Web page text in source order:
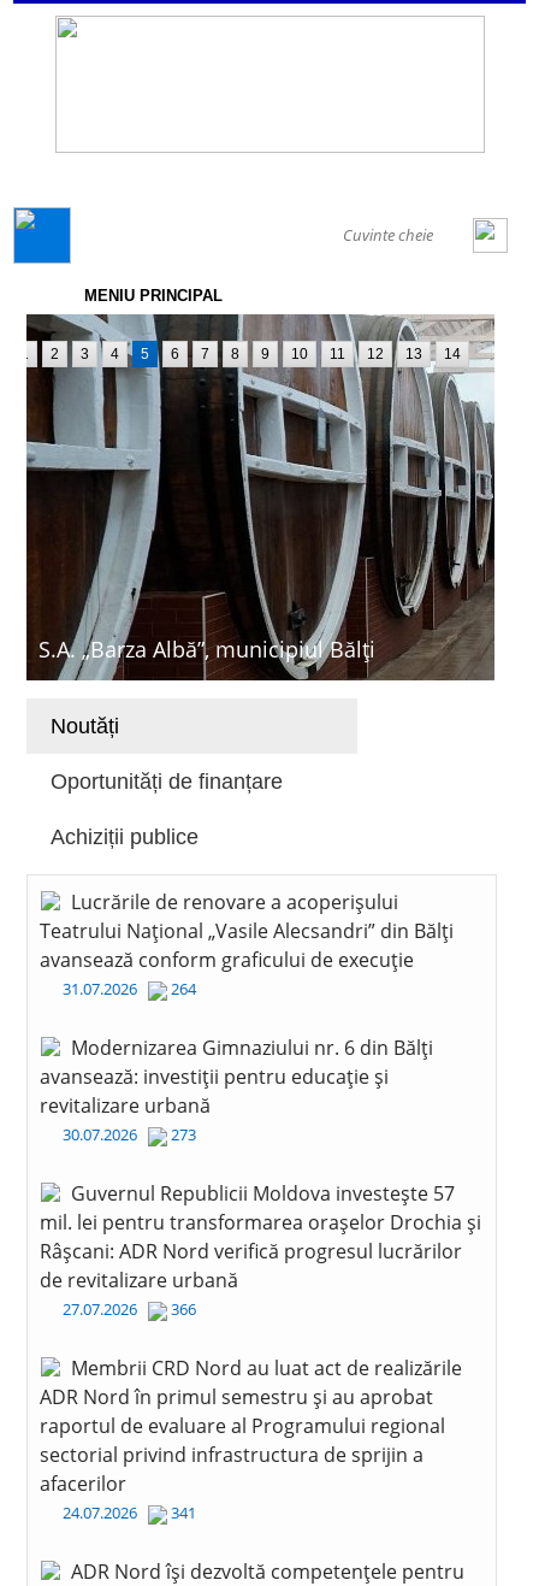
MENIU PRINCIPAL
S.A. „Barza Albă”, municipiul Bălți
1 2 3 4 5 6 7 8 9 10 11 12 13 14
Noutăți
Oportunități de finanțare
Achiziții publice
Lucrările de renovare a acoperișului
Teatrului Național „Vasile Alecsandri” din Bălți
avansează conform graficului de execuție
31.07.2026 264
Modernizarea Gimnaziului nr. 6 din Bălți
avansează: investiții pentru educație și
revitalizare urbană
30.07.2026 273
Guvernul Republicii Moldova investește 57
mil. lei pentru transformarea orașelor Drochia și
Râșcani: ADR Nord verifică progresul lucrărilor
de revitalizare urbană
27.07.2026 366
Membrii CRD Nord au luat act de realizările
ADR Nord în primul semestru și au aprobat
raportul de evaluare al Programului regional
sectorial privind infrastructura de sprijin a
afacerilor
24.07.2026 341
ADR Nord își dezvoltă competențele pentru